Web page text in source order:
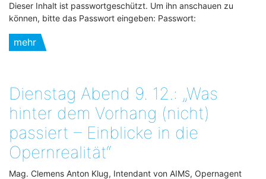
Dieser Inhalt ist passwortgeschützt. Um ihn anschauen zu
können, bitte das Passwort eingeben: Passwort:
mehr
Dienstag Abend 9. 12.: „Was
hinter dem Vorhang (nicht)
passiert – Einblicke in die
Opernrealität“
Mag. Clemens Anton Klug, Intendant von AIMS, Opernagent